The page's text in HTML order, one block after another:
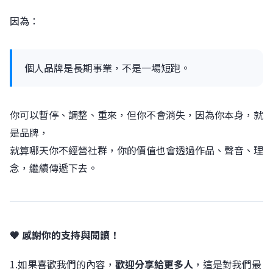
因為：
個人品牌是長期事業，不是一場短跑。
你可以暫停、調整、重來，但你不會消失，因為你本身，就
是品牌，
就算哪天你不經營社群，你的價值也會透過作品、聲音、理
念，繼續傳遞下去。
🧡 感謝你的支持與閱讀！
1.如果喜歡我們的內容， 歡迎分享給更多人 ，這是對我們最